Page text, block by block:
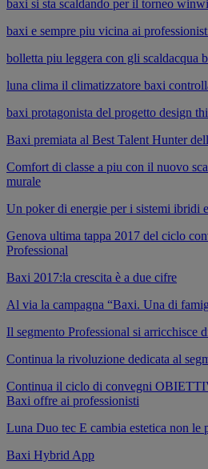
baxi si sta scaldando per il torneo
baxi e sempre piu vicina ai
bolletta piu leggera con gli scaldacqua
luna clima il climatizzatore baxi
baxi protagonista del progetto design
Baxi premiata al Best Talent Hunter
Comfort di classe a piu con il nuovo
murale
Un poker di energie per i sistemi ibridi
Genova ultima tappa 2017 del ciclo
Professional
Baxi 2017:la crescita è a due cifre
Al via la campagna “Baxi. Una di
Il segmento Professional si arricchisce
Continua la rivoluzione dedicata al
Continua il ciclo di convegni
Baxi offre ai professionisti
Luna Duo tec E cambia estetica non le
Baxi Hybrid App